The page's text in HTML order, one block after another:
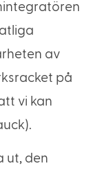
av
på
vi kan
ut, den